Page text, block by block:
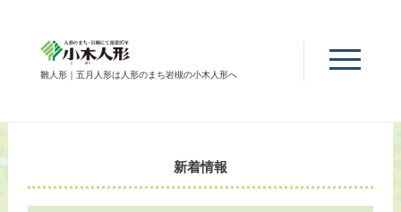
雛人形｜五月人形は人形のまち岩槻の小木人形へ
新着情報